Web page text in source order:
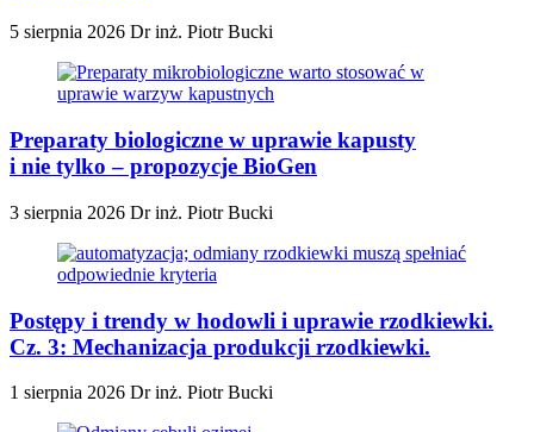
5 sierpnia 2026 Dr inż. Piotr Bucki
Preparaty biologiczne w uprawie kapusty
i nie tylko – propozycje BioGen
3 sierpnia 2026 Dr inż. Piotr Bucki
Postępy i trendy w hodowli i uprawie rzodkiewki.
Cz. 3: Mechanizacja produkcji rzodkiewki.
1 sierpnia 2026 Dr inż. Piotr Bucki